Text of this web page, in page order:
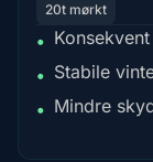
20t mørkt
•
• Stabile
• Mindre